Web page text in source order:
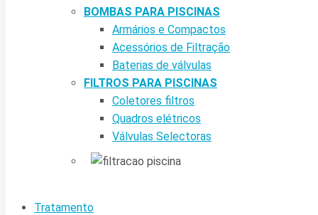
BOMBAS PARA PISCINAS
Armários e Compactos
Acessórios de Filtração
Baterias de válvulas
FILTROS PARA PISCINAS
Coletores filtros
Quadros elétricos
Válvulas Selectoras
Tratamento